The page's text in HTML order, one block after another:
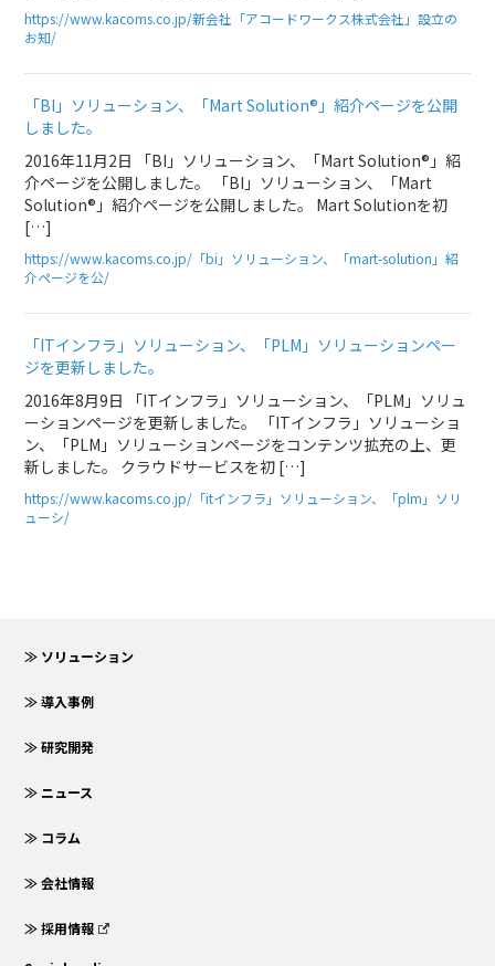
https://www.kacoms.co.jp/新会社「アコードワークス株式会社」設立の
お知/
「BI」ソリューション、「Mart Solution®」紹介ページを公開
しました。
2016年11月2日 「BI」ソリューション、「Mart Solution®」紹
介ページを公開しました。 「BI」ソリューション、「Mart
Solution®」紹介ページを公開しました。 Mart Solutionを初
[…]
https://www.kacoms.co.jp/「bi」ソリューション、「mart-solution」紹
介ページを公/
「ITインフラ」ソリューション、「PLM」ソリューションペー
ジを更新しました。
2016年8月9日 「ITインフラ」ソリューション、「PLM」ソリュ
ーションページを更新しました。 「ITインフラ」ソリューショ
ン、「PLM」ソリューションページをコンテンツ拡充の上、更
新しました。 クラウドサービスを初 […]
https://www.kacoms.co.jp/「itインフラ」ソリューション、「plm」ソリ
ューシ/
≫ ソリューション
≫ 導入事例
≫ 研究開発
≫ ニュース
≫ コラム
≫ 会社情報
≫ 採用情報